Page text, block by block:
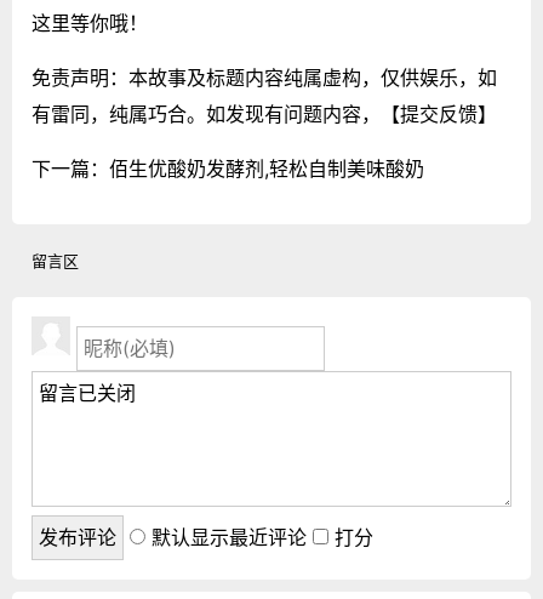
这里等你哦！
免责声明：本故事及标题内容纯属虚构，仅供娱乐，如
有雷同，纯属巧合。如发现有问题内容，
【提交反馈】
下一篇： 佰生优酸奶发酵剂,轻松自制美味酸奶
留言区
默认显示最近评论 打分